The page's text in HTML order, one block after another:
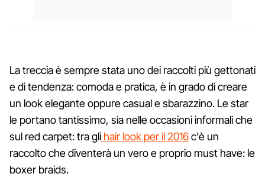
La treccia è sempre stata uno dei raccolti più gettonati
e di tendenza: comoda e pratica, è in grado di creare
un look elegante oppure casual e sbarazzino. Le star
le portano tantissimo, sia nelle occasioni informali che
sul red carpet: tra gli hair look per il 2016c'è un
raccolto che diventerà un vero e proprio must have: le
boxer braids.